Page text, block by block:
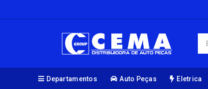
Departamentos Auto Peças Eletrica